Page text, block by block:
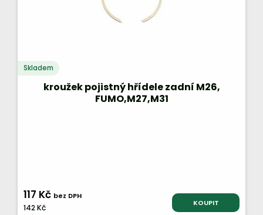
Skladem
kroužek pojistný hřídele zadní M26,
FUMO,M27,M31
117 Kč bez DPH
142 Kč KOUPIT